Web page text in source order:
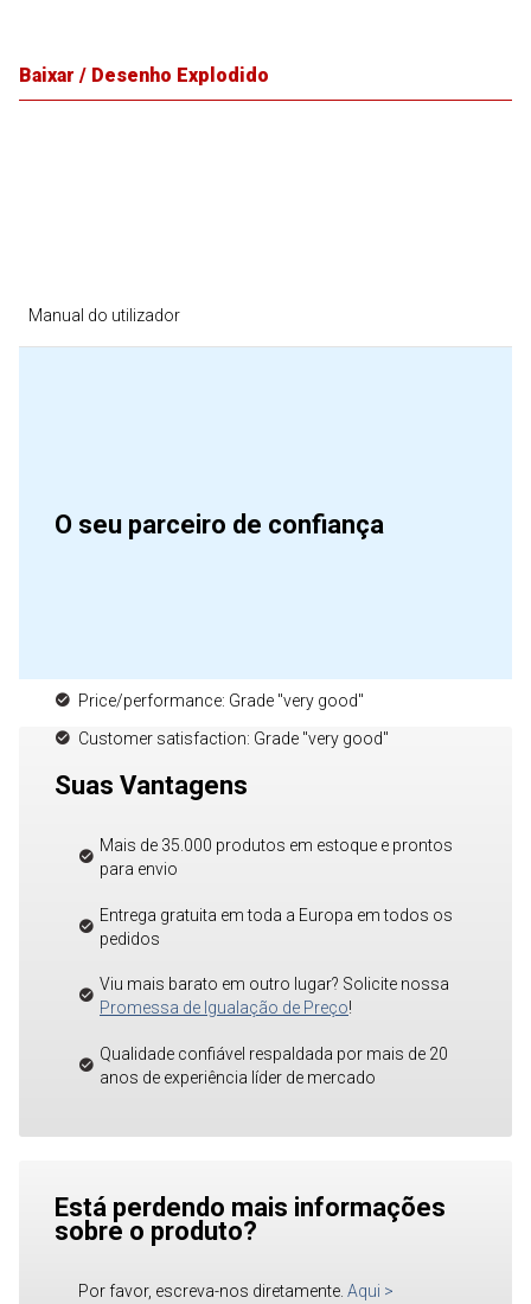
Baixar / Desenho Explodido
Manual do utilizador
O seu parceiro de confiança
Price/performance: Grade "very good"
Customer satisfaction: Grade "very good"
Suas Vantagens
Mais de 35.000 produtos em estoque e prontos
para envio
Entrega gratuita em toda a Europa em todos os
pedidos
Viu mais barato em outro lugar? Solicite nossa
Promessa de Igualação de Preço!
Qualidade confiável respaldada por mais de 20
anos de experiência líder de mercado
Está perdendo mais informações
sobre o produto?
Por favor, escreva-nos diretamente. Aqui >